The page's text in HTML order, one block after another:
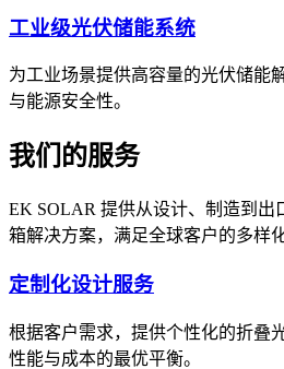
工业级光伏储能系统
为工业场景提供高容量的光伏储能
与能源安全性。
我们的服务
EK SOLAR 提供从设计、制造到出
箱解决方案，满足全球客户的多样
定制化设计服务
根据客户需求，提供个性化的折叠
性能与成本的最优平衡。